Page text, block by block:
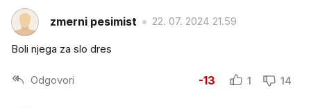
zmerni pesimist 22. 07. 2024 21.59
Boli njega za slo dres
Odgovori -13 1 14